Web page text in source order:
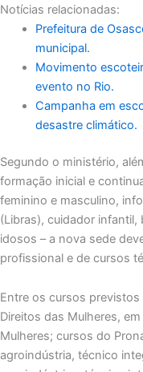
Notícias relacionadas:
Prefeitura de
municipal.
Movimento
evento no Rio.
Campanha em
desastre climático.
Segundo o ministério,
formação inicial e
feminino e masculino,
(Libras), cuidador infantil,
idosos – a nova sede
profissional e de cursos
Entre os cursos
Direitos das Mulheres,
Mulheres; cursos do
agroindústria, técnico